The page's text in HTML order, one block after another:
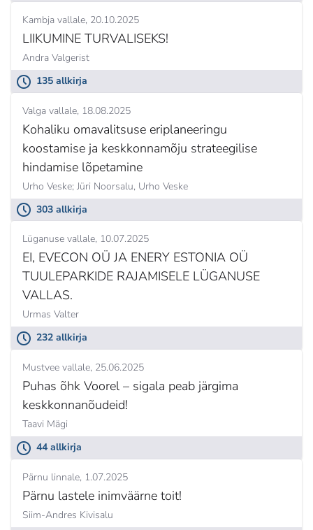
Kambja vallale 20.10.2025
LIIKUMINE TURVALISEKS!
Andra Valgerist
135 allkirja
Valga vallale 18.08.2025
Kohaliku omavalitsuse eriplaneeringu
koostamise ja keskkonnamõju strateegilise
hindamise lõpetamine
Urho Veske; Jüri Noorsalu, Urho Veske
303 allkirja
Lüganuse vallale 10.07.2025
EI, EVECON OÜ JA ENERY ESTONIA OÜ
TUULEPARKIDE RAJAMISELE LÜGANUSE
VALLAS.
Urmas Valter
232 allkirja
Mustvee vallale 25.06.2025
Puhas õhk Voorel – sigala peab järgima
keskkonnanõudeid!
Taavi Mägi
44 allkirja
Pärnu linnale 1.07.2025
Pärnu lastele inimväärne toit!
Siim-Andres Kivisalu